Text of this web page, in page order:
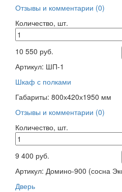
Отзывы и комментарии (0)
Количество, шт.
10 550 руб.
Артикул: ШП-1
Шкаф с полками
Габариты: 800х420х1950 мм
Отзывы и комментарии (0)
Количество, шт.
9 400 руб.
Артикул: Домино-900 (сосна
Дверь